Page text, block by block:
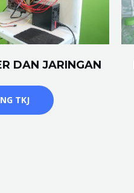
DAN JARINGAN
TKJ